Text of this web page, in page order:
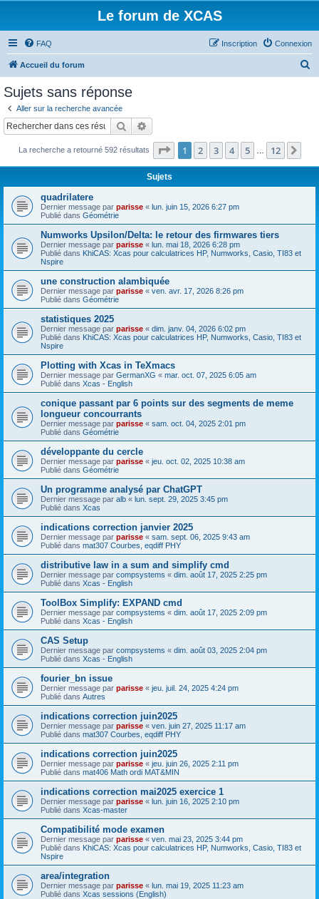
Le forum de XCAS
FAQ Connexion
Inscription
Accueil du forum
c
Sujets sans réponse
Aller sur la recherche avancée
Rechercher
La recherche a retourné 592 résultats Page 1sur12
1 2 3 4 5 12
Sujets
quadrilatere
Dernier message par parisse « lun. juin 15, 2026 6:27 pm
Publié dans Géométrie
Numworks Upsilon/Delta: le retour des firmwares tiers
Dernier message par parisse « lun. mai 18, 2026 6:28 pm
Publié dans KhiCAS: Xcas pour calculatrices HP, Numworks, Casio, TI83 et
Nspire
une construction alambiquée
Dernier message par parisse « ven. avr. 17, 2026 8:26 pm
Publié dans Géométrie
statistiques 2025
Dernier message par parisse « dim. janv. 04, 2026 6:02 pm
Publié dans KhiCAS: Xcas pour calculatrices HP, Numworks, Casio, TI83 et
Nspire
Plotting with Xcas in TeXmacs
Dernier message par GermanXG « mar. oct. 07, 2025 6:05 am
Publié dans Xcas - English
conique passant par 6 points sur des segments de meme
longueur concourrants
Dernier message par parisse « sam. oct. 04, 2025 2:01 pm
Publié dans Géométrie
développante du cercle
Dernier message par parisse « jeu. oct. 02, 2025 10:38 am
Publié dans Géométrie
Un programme analysé par ChatGPT
Dernier message par alb « lun. sept. 29, 2025 3:45 pm
Publié dans Xcas
indications correction janvier 2025
Dernier message par parisse « sam. sept. 06, 2025 9:43 am
Publié dans mat307 Courbes, eqdiff PHY
distributive law in a sum and simplify cmd
Dernier message par compsystems « dim. août 17, 2025 2:25 pm
Publié dans Xcas - English
ToolBox Simplify: EXPAND cmd
Dernier message par compsystems « dim. août 17, 2025 2:09 pm
Publié dans Xcas - English
CAS Setup
Dernier message par compsystems « dim. août 03, 2025 2:04 pm
Publié dans Xcas - English
fourier_bn issue
Dernier message par parisse « jeu. juil. 24, 2025 4:24 pm
Publié dans Autres
indications correction juin2025
Dernier message par parisse « ven. juin 27, 2025 11:17 am
Publié dans mat307 Courbes, eqdiff PHY
indications correction juin2025
Dernier message par parisse « jeu. juin 26, 2025 2:11 pm
Publié dans mat406 Math ordi MAT&MIN
indications correction mai2025 exercice 1
Dernier message par parisse « lun. juin 16, 2025 2:10 pm
Publié dans Xcas-master
Compatibilité mode examen
Dernier message par parisse « ven. mai 23, 2025 3:44 pm
Publié dans KhiCAS: Xcas pour calculatrices HP, Numworks, Casio, TI83 et
Nspire
area/integration
Dernier message par parisse « lun. mai 19, 2025 11:23 am
Publié dans Xcas sessions (English)